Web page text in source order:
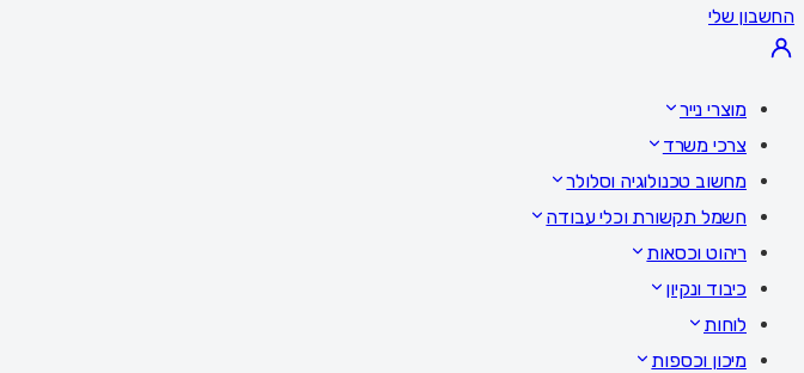
החשבון שלי
מוצרי נייר
צרכי משרד
מחשוב טכנולוגיה וסלולר
חשמל תקשורת וכלי עבודה
ריהוט וכסאות
כיבוד ונקיון
לוחות
מיכון וכספות